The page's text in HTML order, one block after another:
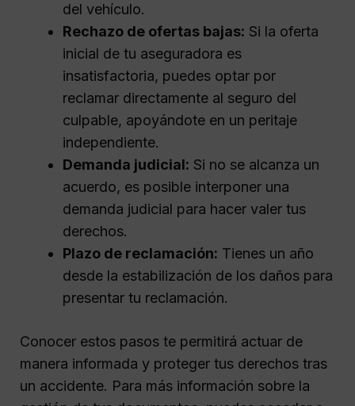
del vehículo.
Rechazo de ofertas bajas: Si la oferta
inicial de tu aseguradora es
insatisfactoria, puedes optar por
reclamar directamente al seguro del
culpable, apoyándote en un peritaje
independiente.
Demanda judicial: Si no se alcanza un
acuerdo, es posible interponer una
demanda judicial para hacer valer tus
derechos.
Plazo de reclamación: Tienes un año
desde la estabilización de los daños para
presentar tu reclamación.
Conocer estos pasos te permitirá actuar de
manera informada y proteger tus derechos tras
un accidente. Para más información sobre la